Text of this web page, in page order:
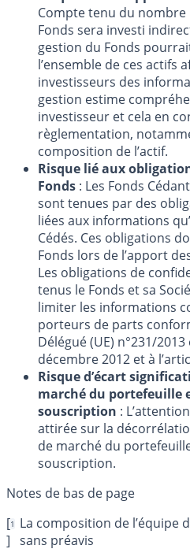
Compte tenu du
Fonds sera investi
gestion du Fonds
l’ensemble de ces actifs
investisseurs des
gestion estime
investisseur et cela en
règlementation,
composition de l’actif.
Risque lié aux
Fonds : Les Fonds
sont tenues par des
liées aux informations
Cédés. Ces obligations
Fonds lors de l’apport
Les obligations de
tenus le Fonds et sa
limiter les informations
porteurs de parts
Délégué (UE) n°231/
décembre 2012 et à
Risque d’écart
marché du portefeuille
souscription :
attirée sur la
de marché du
souscription.
[1
]
La composition de l’équipe
sans préavis